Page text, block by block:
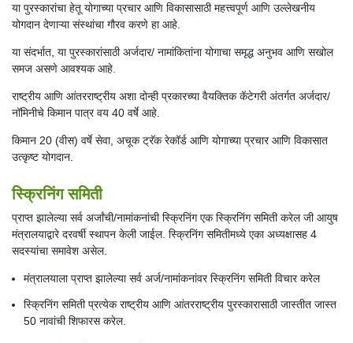
या पुरस्कारांचा हेतू योगाच्या प्रचार आणि विकासासाठी महत्त्वपूर्ण आणि उल्लेखनीय
योगदान देणाऱ्या संस्थांचा गौरव करणे हा आहे.
या संदर्भात, या पुरस्कारांसाठी अर्जदार/ नामांकितांना योगाचा समृद्ध अनुभव आणि सखोल
समज असणे आवश्यक आहे.
राष्ट्रीय आणि आंतरराष्ट्रीय अशा दोन्ही प्रकारच्या वैयक्तिक कॅटेगरी अंतर्गत अर्जदार/
नॉमिनीचे किमान पात्र वय 40 वर्षे आहे.
किमान 20 (वीस) वर्षे सेवा, अचूक ट्रॅक रेकॉर्ड आणि योगाच्या प्रचार आणि विकासात
उत्कृष्ट योगदान.
स्क्रिनिंग समिती
प्राप्त झालेल्या सर्व अर्जांची/नामांकनांची स्क्रिनिंग एक स्क्रिनिंग समिती करेल जी आयुष
मंत्रालयाद्वारे दरवर्षी स्थापन केली जाईल. स्क्रिनिंग समितीमध्ये एका अध्यक्षासह 4
सदस्यांचा समावेश असेल.
मंत्रालयाला प्राप्त झालेल्या सर्व अर्ज/नामांकनांवर स्क्रिनिंग समिती विचार करेल
स्क्रिनिंग समिती प्रत्येक राष्ट्रीय आणि आंतरराष्ट्रीय पुरस्कारासाठी जास्तीत जास्त
50 नावांची शिफारस करेल.